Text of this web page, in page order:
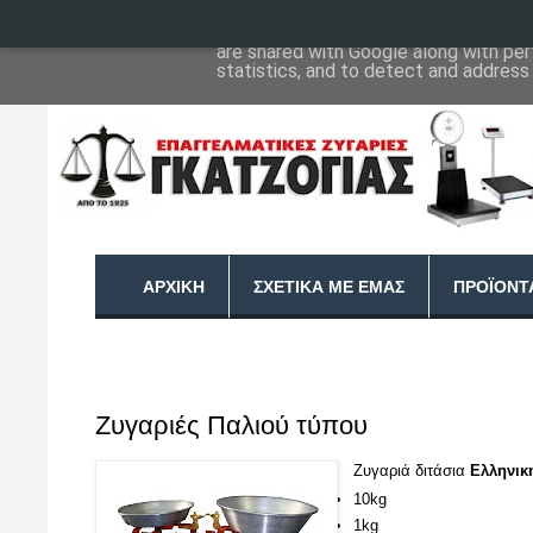
ΑΡΧΙΚΉ ΣΧΕΤΙΚΆ ΜΕ ΕΜΆΣ
Ζυγαριές Παλιού τύπου
Ζυγαριά διτάσια
10kg
1kg
This site uses cookies from Google
are shared with Google along with
statistics, and to detect and address